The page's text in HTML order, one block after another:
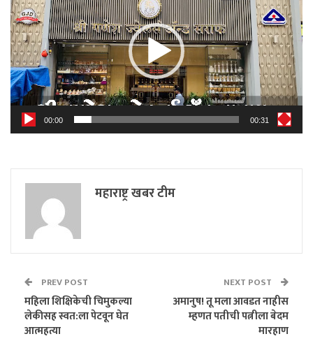
00:00 00:31
महाराष्ट्र खबर टीम
PREV POST
महिला शिक्षिकेची चिमुकल्या
लेकीसह स्वत:ला पेटवून घेत
आत्महत्या
NEXT POST
अमानुष! तू मला आवडत नाहीस
म्हणत पतीची पत्नीला बेदम
मारहाण